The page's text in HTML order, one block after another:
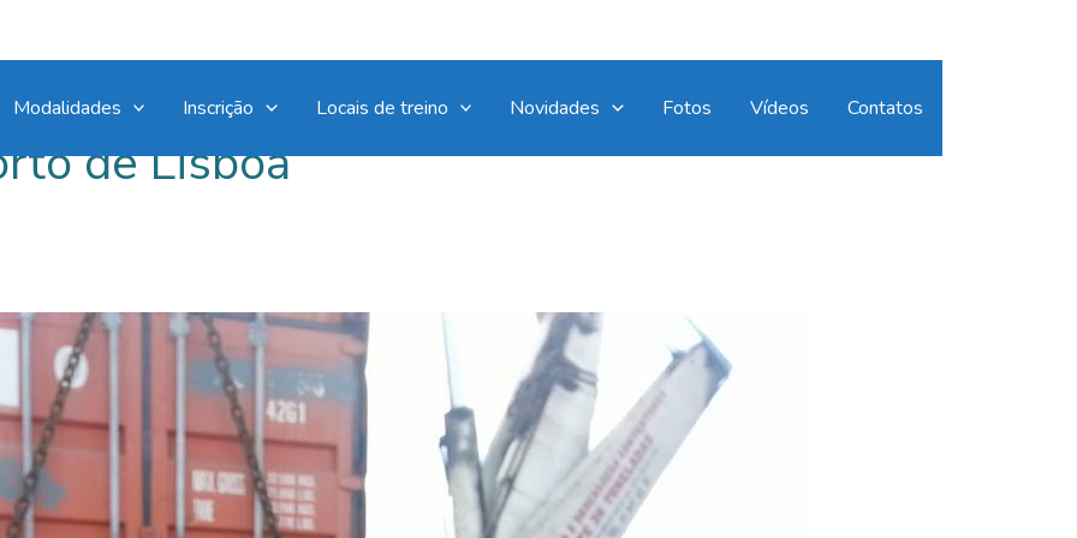
Modalidades Inscrição Locais de treino Novidades Fotos Vídeos Contatos
de Lisboa